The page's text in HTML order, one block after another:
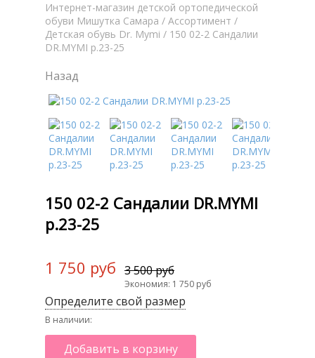
Интернет-магазин детской ортопедической
обуви Мишутка Самара / Aссортимент /
Детская обувь Dr. Mymi / 150 02-2 Сандалии
DR.MYMI р.23-25
Назад
150 02-2 Сандалии DR.MYMI
р.23-25
1 750 руб 3 500 руб
Экономия: 1 750 руб
Определите свой размер
В наличии:
Добавить в корзину